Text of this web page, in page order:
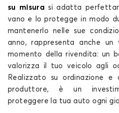
su misura si adatta
vano e lo protegge in modo
mantenerlo nelle sue
anno, rappresenta anche un
momento della rivendita: un
valorizza il tuo veicolo agli
Realizzato su ordinazione
produttore, è un
proteggere la tua auto ogni